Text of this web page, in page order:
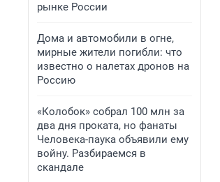
рынке России
Дома и автомобили в огне,
мирные жители погибли: что
известно о налетах дронов на
Россию
«Колобок» собрал 100 млн за
два дня проката, но фанаты
Человека-паука объявили ему
войну. Разбираемся в
скандале